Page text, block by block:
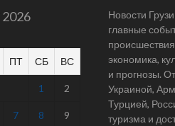
ПТ СБ ВС
1 2
7 8 9
Новости
главные
экономика,
и прогнозы.
Украиной,
Турцией,
туризма и